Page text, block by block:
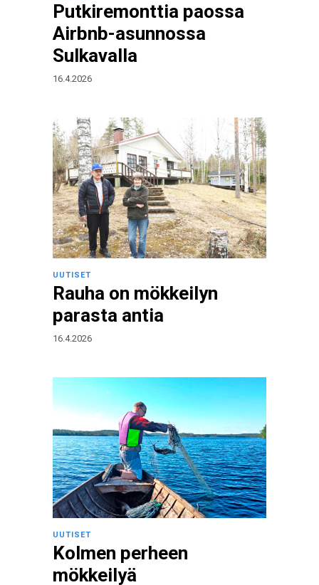
Putkiremonttia paossa
Airbnb-asunnossa
Sulkavalla
16.4.2026
UUTISET
Rauha on mökkeilyn
parasta antia
16.4.2026
UUTISET
Kolmen perheen
mökkeilyä